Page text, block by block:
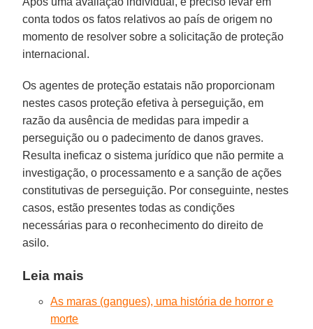
conta todos os fatos relativos ao país de origem no
momento de resolver sobre a solicitação de proteção
internacional.
Os agentes de proteção estatais não proporcionam
nestes casos proteção efetiva à perseguição, em
razão da ausência de medidas para impedir a
perseguição ou o padecimento de danos graves.
Resulta ineficaz o sistema jurídico que não permite a
investigação, o processamento e a sanção de ações
constitutivas de perseguição. Por conseguinte, nestes
casos, estão presentes todas as condições
necessárias para o reconhecimento do direito de
asilo.
Leia mais
As maras (gangues), uma história de horror e
morte